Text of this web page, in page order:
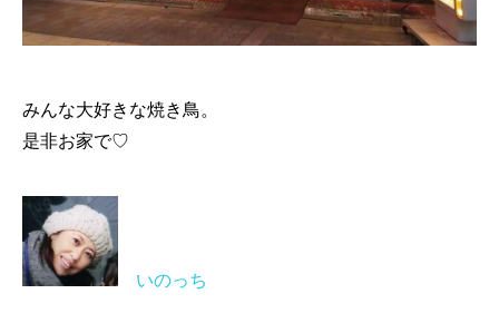
みんな大好きな焼き鳥。
是非お家で♡
いのっち